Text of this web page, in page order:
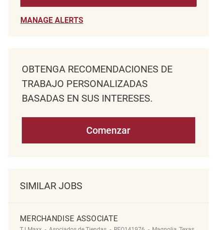
MANAGE ALERTS
OBTENGA RECOMENDACIONES DE
TRABAJO PERSONALIZADAS
BASADAS EN SUS INTERESES.
Comenzar
SIMILAR JOBS
MERCHANDISE ASSOCIATE